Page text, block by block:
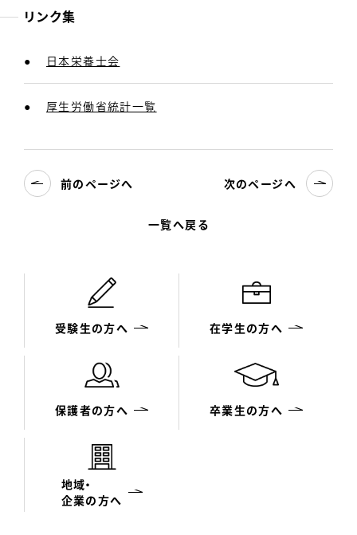
リンク集
日本栄養士会
厚生労働省統計一覧
一覧へ戻る
前のページへ 次のページへ
受験生の方へ 在学生の方へ
保護者の方へ 卒業生の方へ
地域・
企業の方へ